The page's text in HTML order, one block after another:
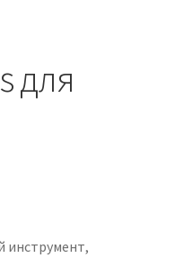
для
инструмент,